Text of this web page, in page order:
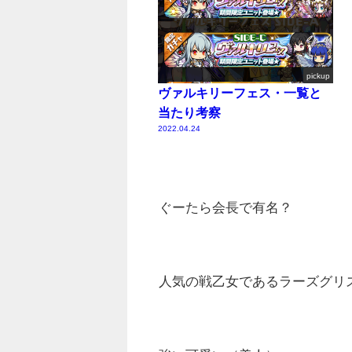
pickup
ヴァルキリーフェス・一覧と
当たり考察
2022.04.24
ぐーたら会長で有名？
人気の戦乙女であるラーズグリ